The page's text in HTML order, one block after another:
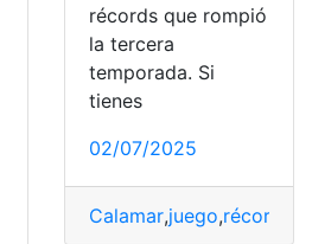
récords que rompió
la tercera
temporada. Si
tienes
02/07/2025
Calamar,juego,récords